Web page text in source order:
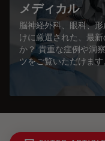
メディカル
脳神経外科、眼科、
けに厳選された、最
か？ 貴重な症例や洞
ツをご覧いただけます